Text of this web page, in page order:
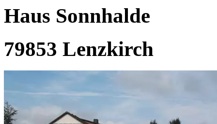
Haus Sonnhalde
79853 Lenzkirch